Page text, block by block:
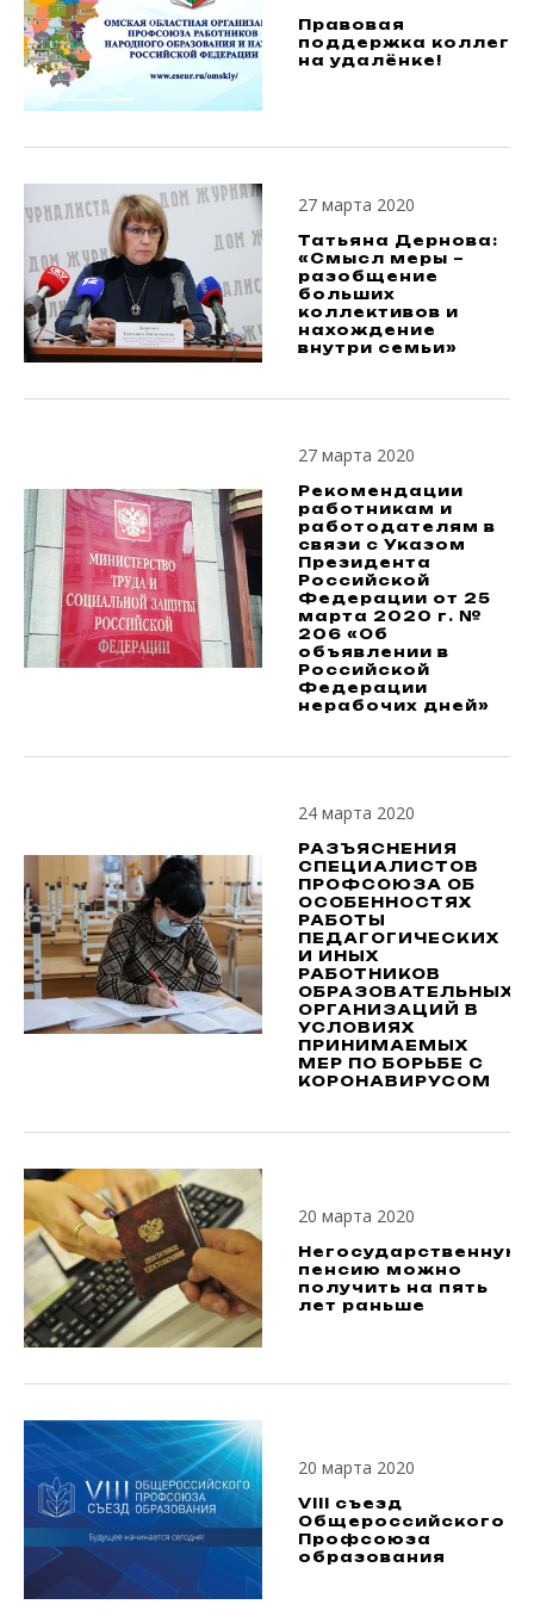
Правовая
поддержка коллег
на удалёнке!
27 марта 2020
Татьяна Дернова:
«Смысл меры –
разобщение
больших
коллективов и
нахождение
внутри семьи»
27 марта 2020
Рекомендации
работникам и
работодателям в
связи с Указом
Президента
Российской
Федерации от 25
марта 2020 г. №
206 «Об
объявлении в
Российской
Федерации
нерабочих дней»
24 марта 2020
РАЗЪЯСНЕНИЯ
СПЕЦИАЛИСТОВ
ПРОФСОЮЗА ОБ
ОСОБЕННОСТЯХ
РАБОТЫ
ПЕДАГОГИЧЕСКИХ
И ИНЫХ
РАБОТНИКОВ
ОБРАЗОВАТЕЛЬНЫХ
ОРГАНИЗАЦИЙ В
УСЛОВИЯХ
ПРИНИМАЕМЫХ
МЕР ПО БОРЬБЕ С
КОРОНАВИРУСОМ
20 марта 2020
Негосударственную
пенсию можно
получить на пять
лет раньше
20 марта 2020
VIII съезд
Общероссийского
Профсоюза
образования